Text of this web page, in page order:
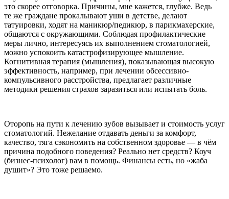
это скорее отговорка. Причины, мне кажется, глубже. Ведь
те же граждане прокалывают уши в детстве, делают
татуировки, ходят на маникюр/педикюр, в парикмахерские,
общаются с окружающими. Соблюдая профилактические
меры лично, интересуясь их выполнением стоматологией,
можно успокоить катастрофизирующее мышление.
Когнитивная терапия (мышления), показывающая высокую
эффективность, например, при лечении обсессивно-
компульсивного расстройства, предлагает различные
методики решения страхов заразиться или испытать боль.
Оторопь на пути к лечению зубов вызывает и стоимость услуг
стоматологий. Нежелание отдавать деньги за комфорт,
качество, тяга сэкономить на собственном здоровье — в чём
причина подобного поведения? Реально нет средств? Коуч
(бизнес-психолог) вам в помощь. Финансы есть, но «жаба
душит»? Это тоже решаемо.